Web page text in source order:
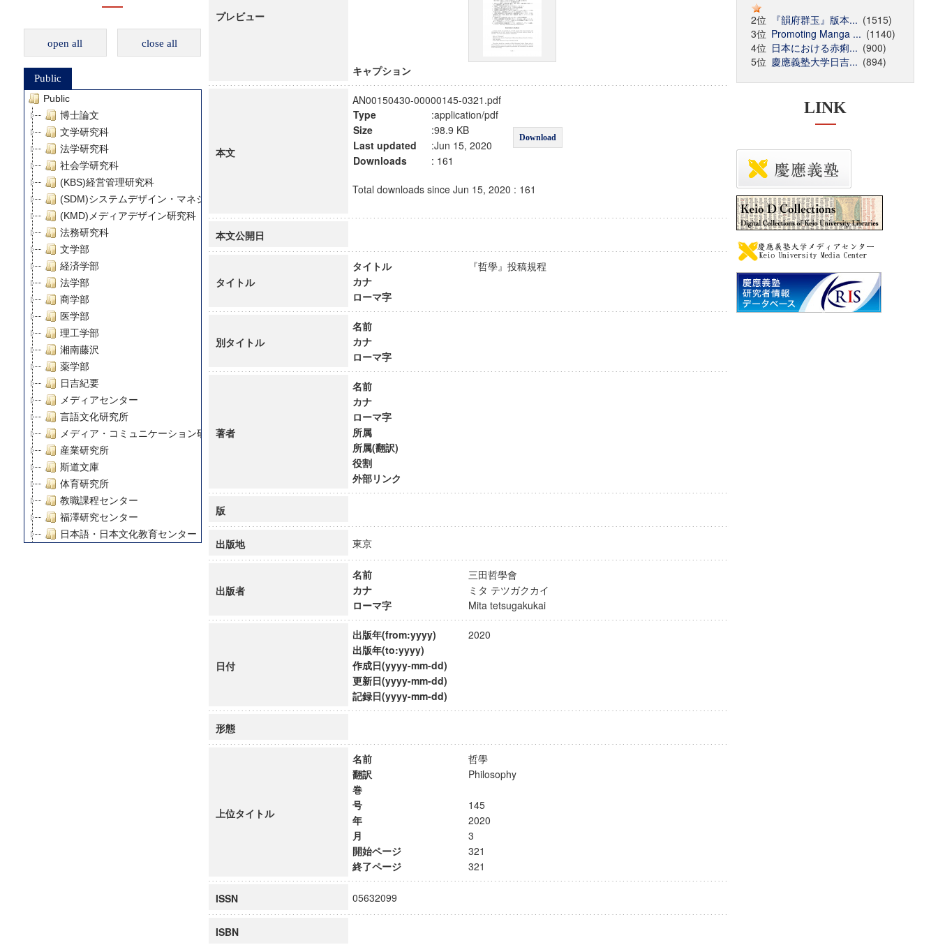
open all close all
Public
Public
博士論文
文学研究科
法学研究科
社会学研究科
(KBS)経営管理研究科
(SDM)システムデザイン・マネジメント研究科
(KMD)メディアデザイン研究科
法務研究科
文学部
経済学部
法学部
商学部
医学部
理工学部
湘南藤沢
薬学部
日吉紀要
メディアセンター
言語文化研究所
メディア・コミュニケーション研究所
産業研究所
斯道文庫
体育研究所
教職課程センター
福澤研究センター
日本語・日本文化教育センター
デジタルメディア・コンテンツ統合研究センター
慶應義塾大学グローバルCOEプログラム市民社会ガバナンス教育研究センター
慶應義塾大学グローバルCOEプログラム論理と感性の先端的教育研究拠点
博士課程教育リーディングプログラム「超成熟社会発展のサイエンス」
プレビュー
キャプション
本文
AN00150430-00000145-0321.pdf
Type
:application/pdf
Download
Size
:98.9 KB
Last updated
:Jun 15, 2020
Downloads
: 161
Total downloads since Jun 15, 2020 : 161
本文公開日
タイトル
タイトル
『哲學』投稿規程
カナ
ローマ字
別タイトル
名前
カナ
ローマ字
著者
名前
カナ
ローマ字
所属
所属(翻訳)
役割
外部リンク
版
出版地 東京
出版者
名前
三田哲學會
カナ
ミタ テツガクカイ
ローマ字
Mita tetsugakukai
日付
出版年(from:yyyy)
2020
出版年(to:yyyy)
作成日(yyyy-mm-dd)
更新日(yyyy-mm-dd)
記録日(yyyy-mm-dd)
形態
上位タイトル
名前
哲學
翻訳
Philosophy
巻
号
145
年
2020
月
3
開始ページ
321
終了ページ
321
ISSN 05632099
ISBN
2位
『韻府群玉』版本... (1515)
3位 Promoting Manga ... (1140)
4位 日本における赤痢... (900)
5位 慶應義塾大学日吉... (894)
LINK